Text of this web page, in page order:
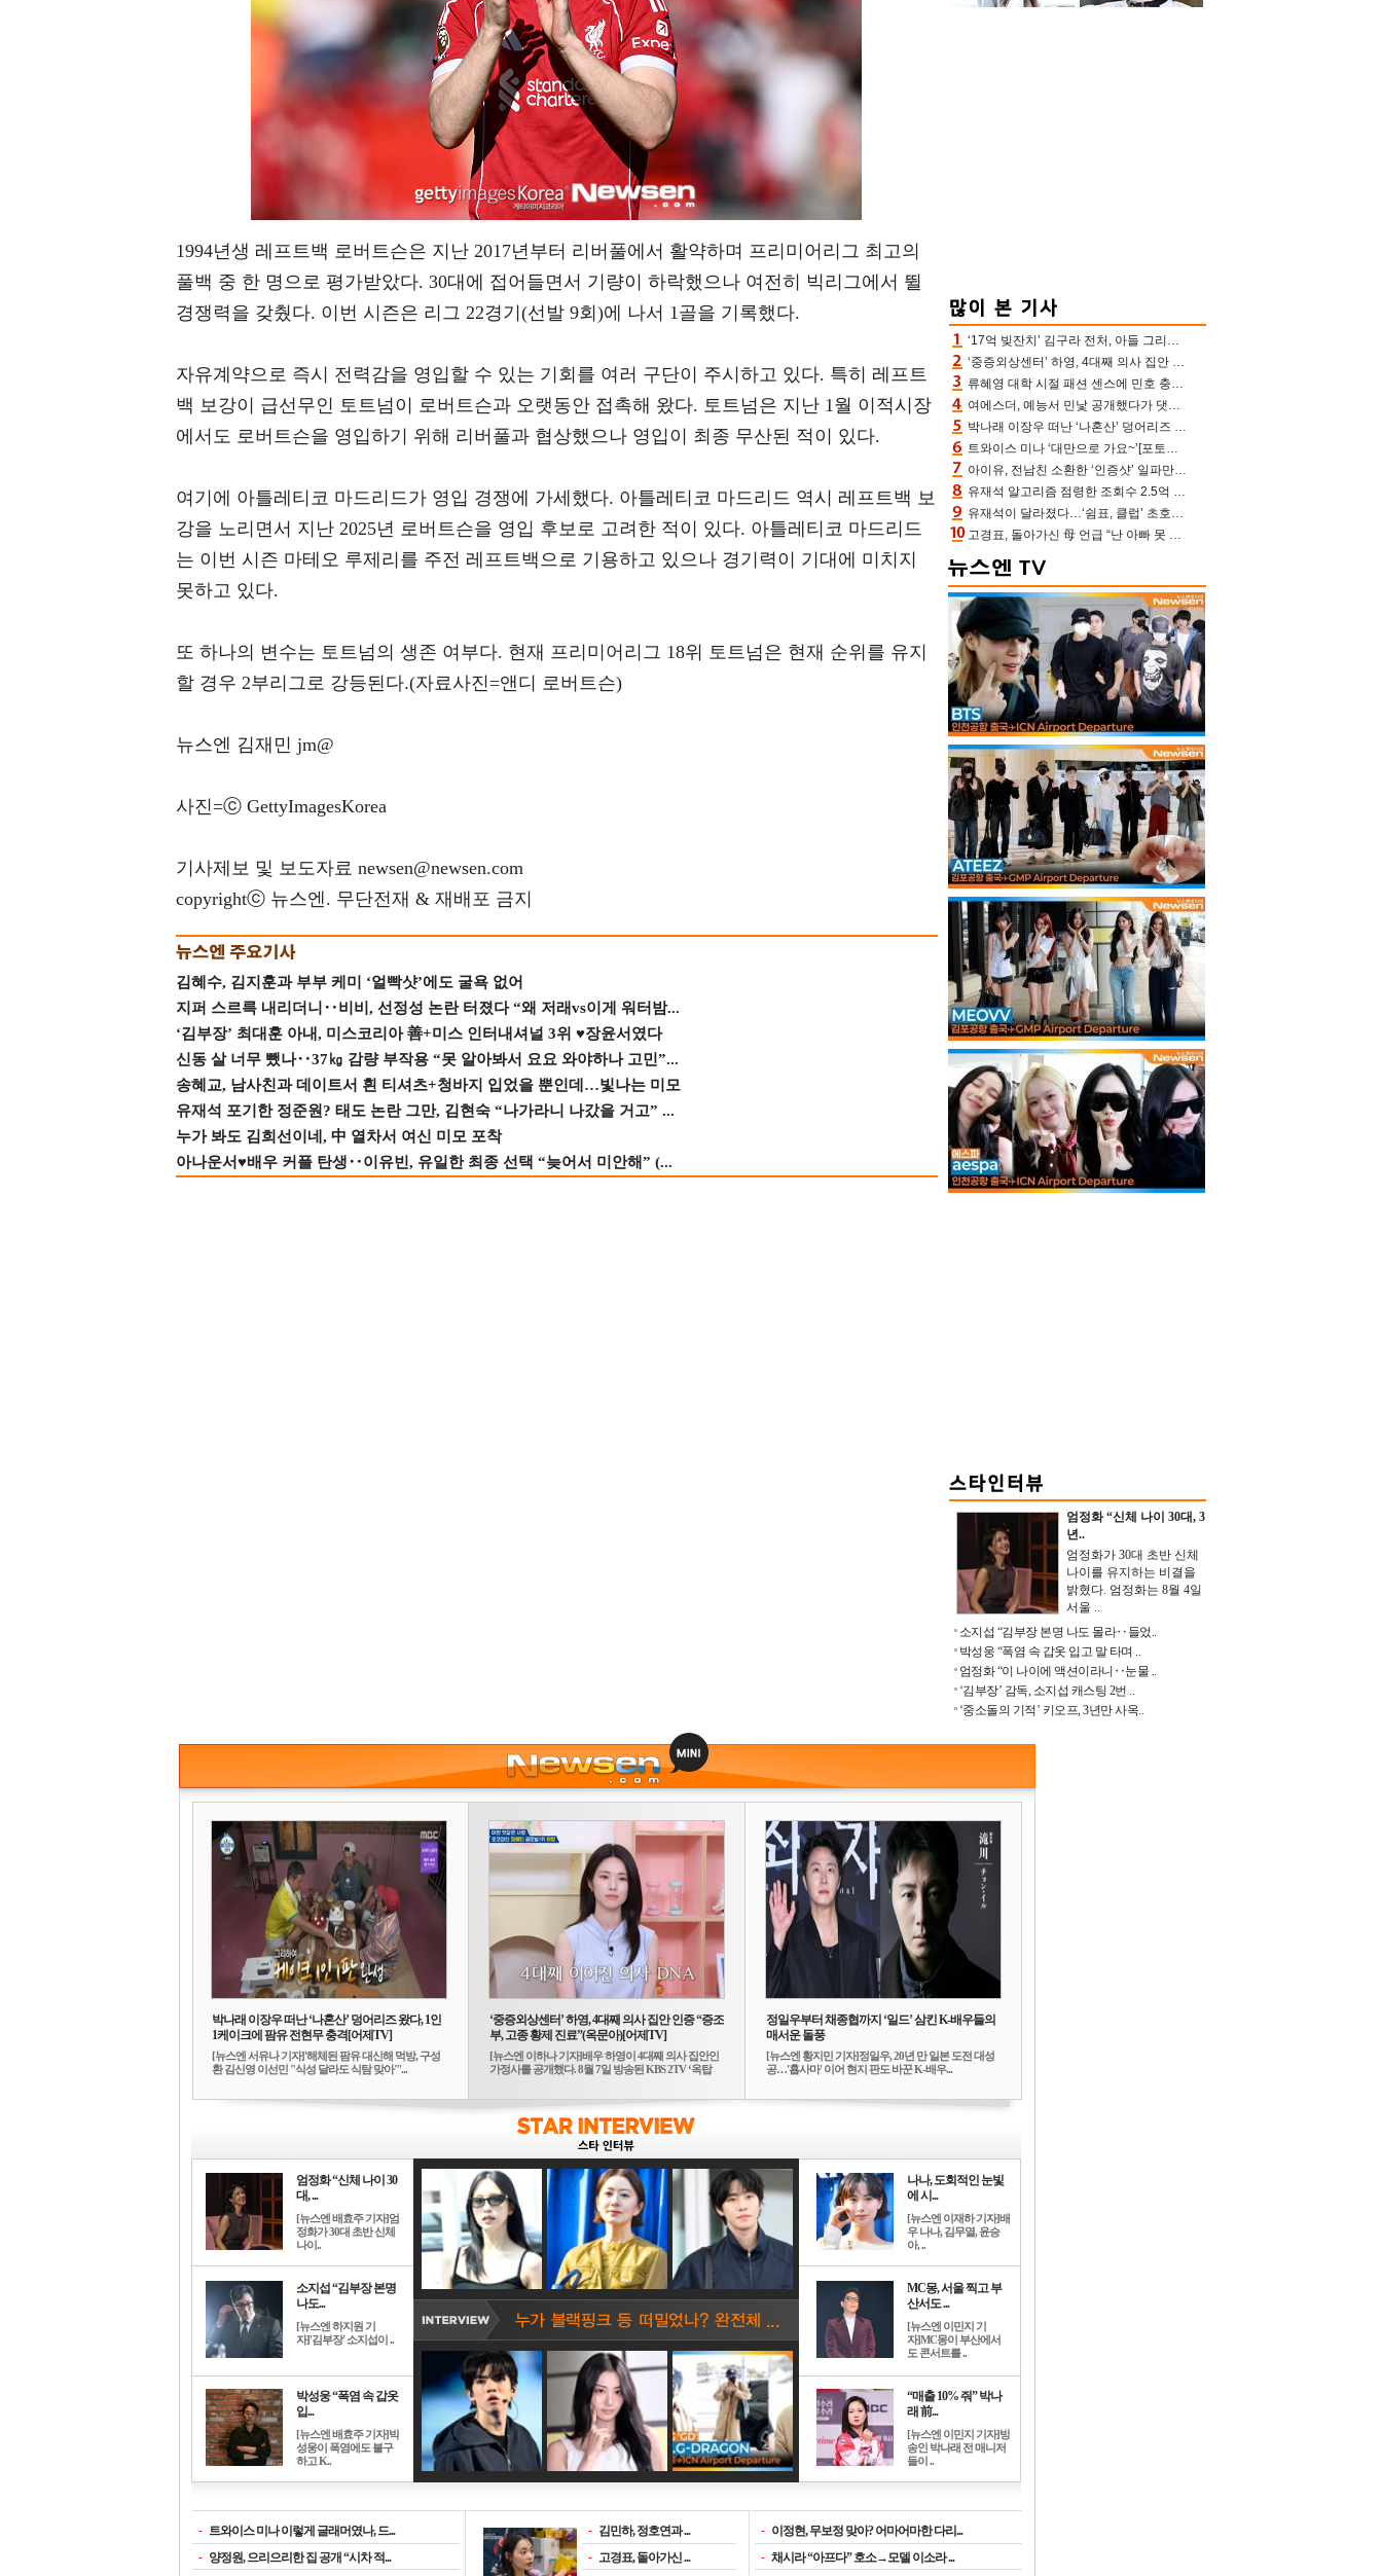
1994년생 레프트백 로버트슨은 지난 2017년부터 리버풀에서 활약하며 프리미어리그 최고의
풀백 중 한 명으로 평가받았다. 30대에 접어들면서 기량이 하락했으나 여전히 빅리그에서 뛸
경쟁력을 갖췄다. 이번 시즌은 리그 22경기(선발 9회)에 나서 1골을 기록했다.
자유계약으로 즉시 전력감을 영입할 수 있는 기회를 여러 구단이 주시하고 있다. 특히 레프트
백 보강이 급선무인 토트넘이 로버트슨과 오랫동안 접촉해 왔다. 토트넘은 지난 1월 이적시장
에서도 로버트슨을 영입하기 위해 리버풀과 협상했으나 영입이 최종 무산된 적이 있다.
여기에 아틀레티코 마드리드가 영입 경쟁에 가세했다. 아틀레티코 마드리드 역시 레프트백 보
강을 노리면서 지난 2025년 로버트슨을 영입 후보로 고려한 적이 있다. 아틀레티코 마드리드
는 이번 시즌 마테오 루제리를 주전 레프트백으로 기용하고 있으나 경기력이 기대에 미치지
못하고 있다.
또 하나의 변수는 토트넘의 생존 여부다. 현재 프리미어리그 18위 토트넘은 현재 순위를 유지
할 경우 2부리그로 강등된다.(자료사진=앤디 로버트슨)
뉴스엔 김재민 jm@
사진=ⓒ GettyImagesKorea
기사제보 및 보도자료 newsen@newsen.com
copyrightⓒ 뉴스엔. 무단전재 & 재배포 금지
김혜수, 김지훈과 부부 케미 ‘얼빡샷’에도 굴욕 없어
지퍼 스르륵 내리더니‥비비, 선정성 논란 터졌다 “왜 저래vs이게 워터밤...
‘김부장’ 최대훈 아내, 미스코리아 善+미스 인터내셔널 3위 ♥장윤서였다
신동 살 너무 뺐나‥37㎏ 감량 부작용 “못 알아봐서 요요 와야하나 고민”...
송혜교, 남사친과 데이트서 흰 티셔츠+청바지 입었을 뿐인데…빛나는 미모
유재석 포기한 정준원? 태도 논란 그만, 김현숙 “나가라니 나갔을 거고” ...
누가 봐도 김희선이네, 中 열차서 여신 미모 포착
아나운서♥배우 커플 탄생‥이유빈, 유일한 최종 선택 “늦어서 미안해” (...
‘17억 빚잔치’ 김구라 전처, 아들 그리는 “나 뿐인데” 친엄마 챙기는 효심 눈길
‘중증외상센터’ 하영, 4대째 의사 집안 인증 “증조부, 고종 황제 진료”(옥문아)[어제TV]
류혜영 대학 시절 패션 센스에 민호 충격 “레몬색 레깅스에 다리 없는 줄”(나혼산)
여에스더, 예능서 민낯 공개했다가 댓글에 충격 “눈 왜 저렇게 처졌냐고”(에스더TV)
박나래 이장우 떠난 ‘나혼산’ 덩어리즈 왔다, 1인 1케이크에 팜유 전현무 충격[어제TV]
트와이스 미나 ‘대만으로 가요~’[포토엔HD]
아이유, 전남친 소환한 ‘인증샷’ 일파만파 속…남사친 변우석 선물도 남겼나 ‘훈훈’
유재석 알고리즘 점령한 조회수 2.5억 신박한 다비치, 강민경 덩달아 긴장(해투)
유재석이 달라졌다…‘쉼표, 클럽’ 초호화 코스에 주우재도 감탄 (놀면 뭐하니?)
고경표, 돌아가신 母 언급 “난 아빠 못 될 듯” 족보 태운 부친 응원 뭉클(나혼산)
엄정화 “신체 나이 30대, 3
년..
엄정화가 30대 초반 신체
나이를 유지하는 비결을
밝혔다. 엄정화는 8월 4일
서울 ..
소지섭 “김부장 본명 나도 몰라‥들었..
박성웅 “폭염 속 갑옷 입고 말 타며 ..
엄정화 “이 나이에 액션이라니‥눈물 ..
‘김부장’ 감독, 소지섭 캐스팅 2번 ..
‘중소돌의 기적’ 키오프, 3년만 사옥..
박나래 이장우 떠난 ‘나혼산’ 덩어리즈 왔다, 1인
1케이크에 팜유 전현무 충격[어제TV]
[뉴스엔 서유나 기자]'해체된 팜유 대신해 먹방, 구성
환 김신영 이선민 "식성 달라도 식탐 맞아"'...
‘중증외상센터’ 하영, 4대째 의사 집안 인증 “증조
부, 고종 황제 진료”(옥문아)[어제TV]
[뉴스엔 이하나 기자]배우 하영이 4대째 의사 집안인
가정사를 공개했다. 8월 7일 방송된 KBS 2TV ‘옥탑
정일우부터 채종협까지 ‘일드’ 삼킨 K-배우들의
매서운 돌풍
[뉴스엔 황지민 기자]정일우, 20년 만 일본 도전 대성
공…'횹사마' 이어 현지 판도 바꾼 K-배우...
엄정화 “신체 나이 30
대, ...
[뉴스엔 배효주 기자]엄
정화가 30대 초반 신체
나이..
소지섭 “김부장 본명
나도...
[뉴스엔 하지원 기
자]'김부장' 소지섭이 ..
박성웅 “폭염 속 갑옷
입...
[뉴스엔 배효주 기자]박
성웅이 폭염에도 불구
하고 K..
나나, 도회적인 눈빛
에 시...
[뉴스엔 이재하 기자]배
우 나나, 김무열, 윤승
아, ..
MC몽, 서울 찍고 부
산서도 ...
[뉴스엔 이민지 기
자]MC몽이 부산에서
도 콘서트를 ..
“매출 10% 줘” 박나
래 前...
[뉴스엔 이민지 기자]방
송인 박나래 전 매니저
들이 ..
- 트와이스 미나 이렇게 글래머였나, 드...
- 양정원, 으리으리한 집 공개 “시차 적...
- 김민하, 정호연과 ...
- 고경표, 돌아가신 ...
- 이정현, 무보정 맞아? 어마어마한 다리...
- 채시라 “아프다” 호소→모델 이소라 ...